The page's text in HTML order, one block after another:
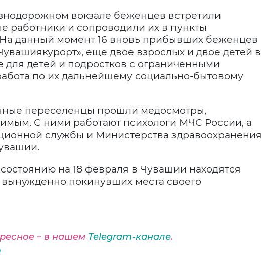
вокзале беженцев встретили
работники и сопроводили их в пункты
данный момент 16 вновь прибывших беженцев
еще двое взрослых и двое детей в
детей и подростков с ограниченными
по их дальнейшему социально-бытовому
переселенцы прошли медосмотры,
С ними работают психологи МЧС России, а
службы и Министерства здравоохранения
на 18 февраля в Чувашии находятся
покинувших места своего
– в нашем Telegram-канале.